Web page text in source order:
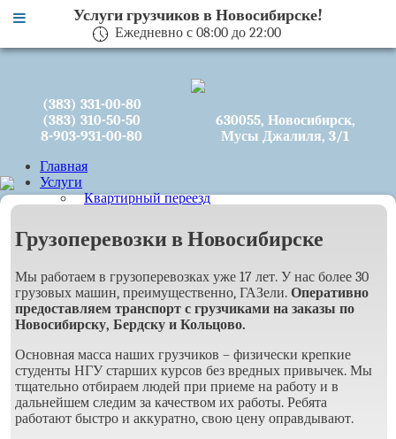
Услуги грузчиков в Новосибирске!
Ежедневно с 08:00 до 22:00
(383) 331-00-80
(383) 310-50-50
8-903-931-00-80
630055, Новосибирск,
Мусы Джалиля, 3/1
Главная
Услуги
Квартирный переезд
Вывоз строймусора
Такелажные работы
О компании
Прайс-лист
Контакты
Грузоперевозки в Новосибирске
Мы работаем в грузоперевозках уже 17 лет. У нас более 30
грузовых машин, преимущественно, ГАЗели. Оперативно
предоставляем транспорт с грузчиками на заказы по
Новосибирску, Бердску и Кольцово.
Основная масса наших грузчиков – физически крепкие
студенты НГУ старших курсов без вредных привычек. Мы
тщательно отбираем людей при приеме на работу и в
дальнейшем следим за качеством их работы. Ребята
работают быстро и аккуратно, свою цену оправдывают.